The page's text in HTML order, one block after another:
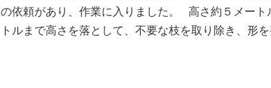
の依頼があり、作業に入りました。 高さ約５メート
トルまで高さを落として、不要な枝を取り除き、形